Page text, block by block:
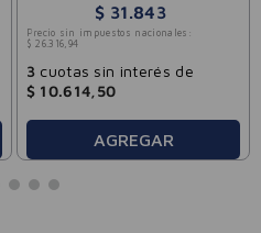
$ 31.843
Precio sin impuestos nacionales:
$ 26.316, 94
3cuotas sin interés de
$ 10.614 50
AGREGAR